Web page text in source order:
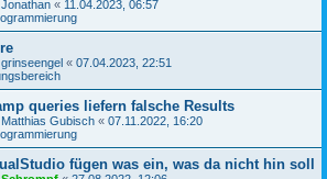
Jonathan « 11.04.2023, 06:57
grinseengel « 07.04.2023, 22:51
queries liefern falsche Results
Matthias Gubisch « 07.11.2022, 16:20
fügen was ein, was da nicht hin soll